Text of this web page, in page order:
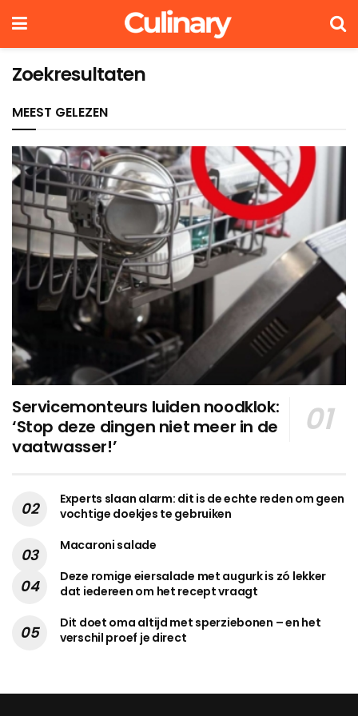
Zoekresultaten
MEEST GELEZEN
Servicemonteurs luiden noodklok:
‘Stop deze dingen niet meer in de
vaatwasser!’
Experts slaan alarm: dit is de echte reden om geen
vochtige doekjes te gebruiken
Macaroni salade
Deze romige eiersalade met augurk is zó lekker
dat iedereen om het recept vraagt
Dit doet oma altijd met sperziebonen – en het
verschil proef je direct